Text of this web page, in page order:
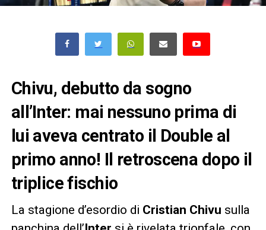
Chivu, debutto da sogno
all’Inter: mai nessuno prima di
lui aveva centrato il Double al
primo anno! Il retroscena dopo il
triplice fischio
La stagione d’esordio di Cristian Chivu sulla